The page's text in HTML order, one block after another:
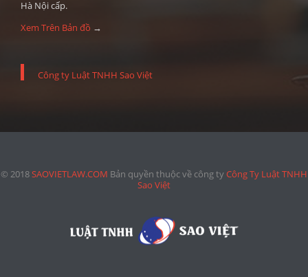
Hà Nội cấp.
Xem Trên Bản đồ →
Công ty Luật TNHH Sao Việt
© 2018SAOVIETLAW.COM Bản quyền thuộc về công tyCông Ty Luật TNHH
Sao Việt